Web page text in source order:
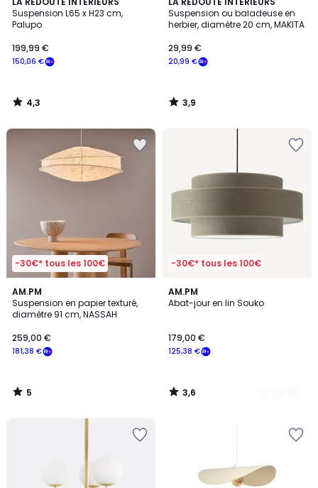
Suspension L65 x H23 cm,
Palupo
150,06 €
199,99 €
/ 5
4,3
/
Suspension ou baladeuse en
herbier, diamètre 20 cm, MAKITA
20,99 €
29,99 €
/ 5
3,9
/
-30€* tous les 100€
AM.PM
Suspension en papier texturé,
diamètre 91 cm, NASSAH
181,38 €
259,00 €
5
/
5
5
/
-30€* tous les 100€
AM.PM
Abat-jour en lin Souko
125,38 €
179,00 €
3,6
/ 5
2
Couleurs
3,6
/